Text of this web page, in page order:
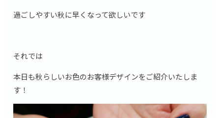
過ごしやすい秋に早くなって欲しいです
それでは
本日も秋らしいお色のお客様デザインをご紹介いたしま
す！